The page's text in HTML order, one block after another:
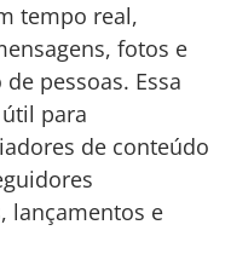
tempo real,
fotos e
pessoas. Essa
para
de conteúdo
lançamentos e